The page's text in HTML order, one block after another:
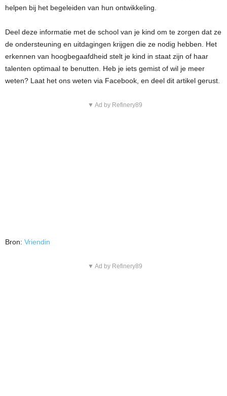
helpen bij het begeleiden van hun ontwikkeling.
Deel deze informatie met de school van je kind om te zorgen dat ze
de ondersteuning en uitdagingen krijgen die ze nodig hebben. Het
erkennen van hoogbegaafdheid stelt je kind in staat zijn of haar
talenten optimaal te benutten. Heb je iets gemist of wil je meer
weten? Laat het ons weten via Facebook, en deel dit artikel gerust.
▼ Ad by Refinery89
Bron: Vriendin
▼ Ad by Refinery89